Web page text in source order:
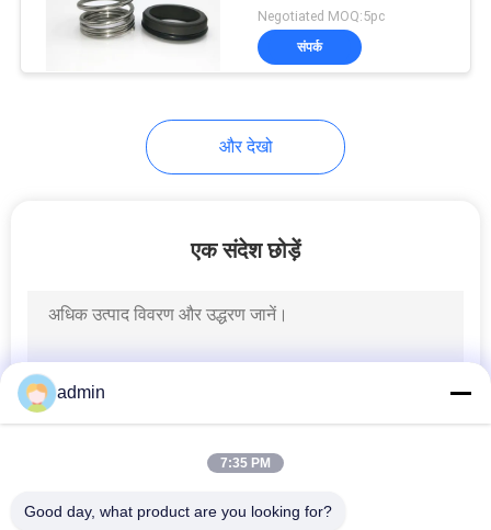
ऑटो वाटर पंप सील
APV पंप सील
Spring Seal
Negotiated MOQ:5pc
संपर्क
और देखो
एक संदेश छोड़ें
admin
7:35 PM
Good day, what product are you looking for?